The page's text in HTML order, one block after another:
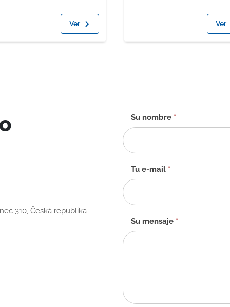
Ver Ver
310, Česká republika
Formulario
de
contacto
-
Su nombre *
Tu e-mail *
Su mensaje *